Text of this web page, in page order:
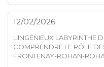
12/02/2026
L’INGÉNIEUX LABYRINTHE
COMPRENDRE LE RÔLE
FRONTENAY-ROHAN-